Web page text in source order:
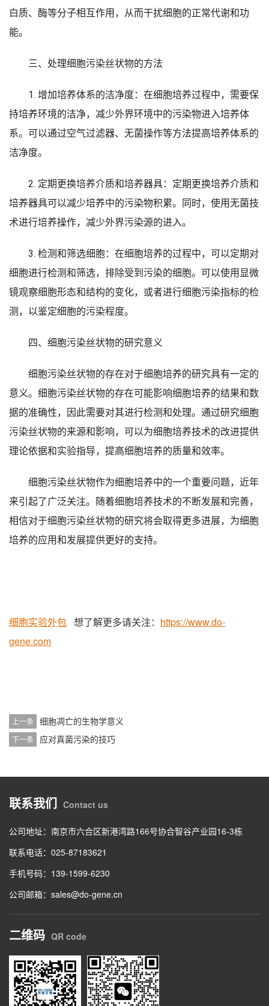
白质、酶等分子相互作用，从而干扰细胞的正常代谢和功
能。
三、处理细胞污染丝状物的方法
1. 增加培养体系的洁净度：在细胞培养过程中，需要保
持培养环境的洁净，减少外界环境中的污染物进入培养体
系。可以通过空气过滤器、无菌操作等方法提高培养体系的
洁净度。
2. 定期更换培养介质和培养器具：定期更换培养介质和
培养器具可以减少培养中的污染物积累。同时，使用无菌技
术进行培养操作，减少外界污染源的进入。
3. 检测和筛选细胞：在细胞培养的过程中，可以定期对
细胞进行检测和筛选，排除受到污染的细胞。可以使用显微
镜观察细胞形态和结构的变化，或者进行细胞污染指标的检
测，以鉴定细胞的污染程度。
四、细胞污染丝状物的研究意义
细胞污染丝状物的存在对于细胞培养的研究具有一定的
意义。细胞污染丝状物的存在可能影响细胞培养的结果和数
据的准确性，因此需要对其进行检测和处理。通过研究细胞
污染丝状物的来源和影响，可以为细胞培养技术的改进提供
理论依据和实验指导，提高细胞培养的质量和效率。
细胞污染丝状物作为细胞培养中的一个重要问题，近年
来引起了广泛关注。随着细胞培养技术的不断发展和完善，
相信对于细胞污染丝状物的研究将会取得更多进展，为细胞
培养的应用和发展提供更好的支持。
细胞实验外包 想了解更多请关注： https://www.do-
gene.com
上一条 细胞凋亡的生物学意义
下一条 应对真菌污染的技巧
联系我们 Contact us
公司地址：南京市六合区新港湾路166号协合智谷产业园16-3栋
联系电话：025-87183621
手机号码：139-1599-6230
公司邮箱：sales@do-gene.cn
二维码 QR code